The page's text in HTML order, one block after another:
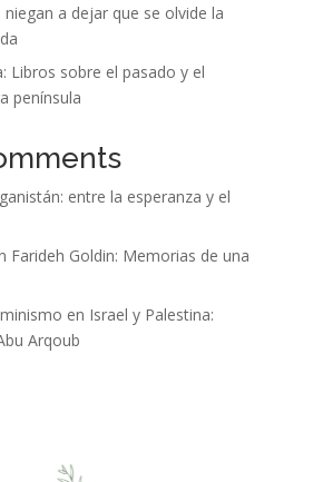
a dejar que se olvide la
Libros sobre el pasado y el
península
entre la esperanza y el
Farideh Goldin: Memorias de una
en Israel y Palestina:
Arqoub